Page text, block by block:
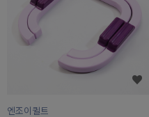
엔조이퀼트